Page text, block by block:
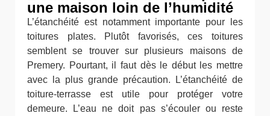
une maison loin de l’humidité
L’étanchéité est notamment importante pour les
toitures plates. Plutôt favorisés, ces toitures
semblent se trouver sur plusieurs maisons de
Premery. Pourtant, il faut dès le début les mettre
avec la plus grande précaution. L’étanchéité de
toiture-terrasse est utile pour protéger votre
demeure. L’eau ne doit pas s’écouler ou reste